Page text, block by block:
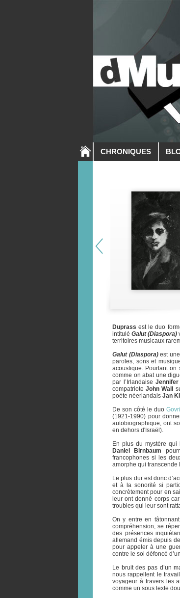
CHRONIQUES
Duprass est le duo
intituléGalut (Diaspora)
territoires musicaux
Galut (Diaspora)est une
paroles, sons et
acoustique. Pourtant on
comme on abat une
par l’Irlandaise
compatrioteJohn Wall
poète néerlandais Jan
De son côté le duo
(1921-1990) pour
autobiographique, ont
en dehors d'Israël).
En plus du mystère
Daniel Birnbaum
francophones si les
amorphe qui transcende
Le plus dur est donc
et à la sonorité si
concrètement pour en
leur ont donné corps
troubles qui leur sont
On y entre en
compréhension, se
des présences
allemand émis depuis
pour appeler à une
contre le sol défoncé
Le bruit des pas d’un
nous rappellent le
voyageur à travers les
comme un sous texte